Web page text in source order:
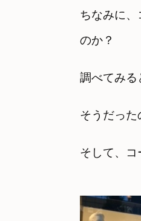
ちなみに
のか？
調べてみる
そうだった
そして、